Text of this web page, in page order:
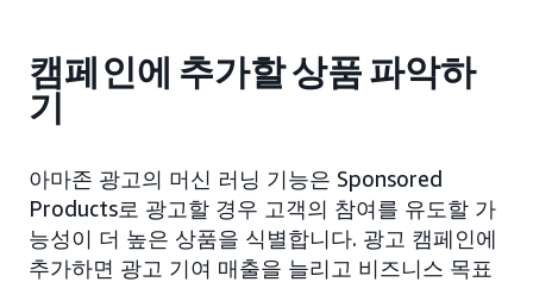
캠페인에 추가할 상품 파악하
기
아마존 광고의 머신 러닝 기능은 Sponsored
Products로 광고할 경우 고객의 참여를 유도할 가
능성이 더 높은 상품을 식별합니다. 광고 캠페인에
추가하면 광고 기여 매출을 늘리고 비즈니스 목표